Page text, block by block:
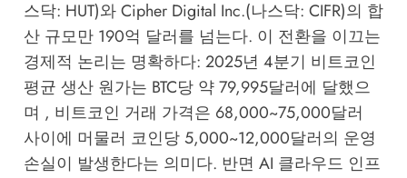
스닥: HUT)와 Cipher Digital Inc.(나스닥: CIFR)의 합
산 규모만 190억 달러를 넘는다. 이 전환을 이끄는
경제적 논리는 명확하다: 2025년 4분기 비트코인
평균 생산 원가는 BTC당 약 79,995달러에 달했으
며 , 비트코인 거래 가격은 68,000~75,000달러
사이에 머물러 코인당 5,000~12,000달러의 운영
손실이 발생한다는 의미다. 반면 AI 클라우드 인프